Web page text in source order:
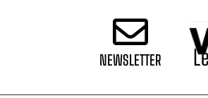
NEWSLETTER